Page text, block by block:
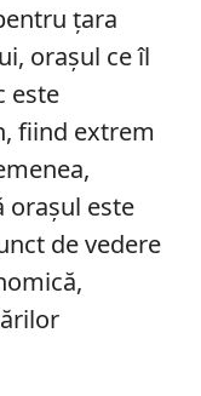
țara
orașul ce îl
este
fiind extrem
orașul este
de vedere